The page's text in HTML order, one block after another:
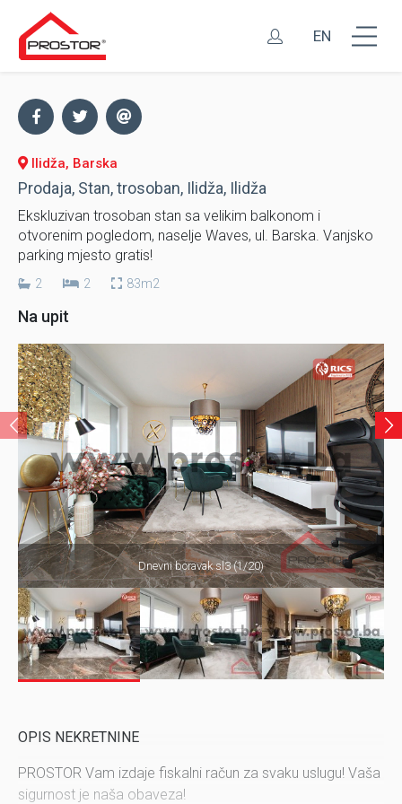
EN
Ilidža, Barska
Prodaja, Stan, trosoban, Ilidža, Ilidža
Ekskluzivan trosoban stan sa velikim balkonom i
otvorenim pogledom, naselje Waves, ul. Barska. Vanjsko
parking mjesto gratis!
2 2 83m2
Na upit
Dnevni boravak sl3 (1/20)
OPIS NEKRETNINE
PROSTOR Vam izdaje fiskalni račun za svaku uslugu! Vaša
sigurnost je naša obaveza!